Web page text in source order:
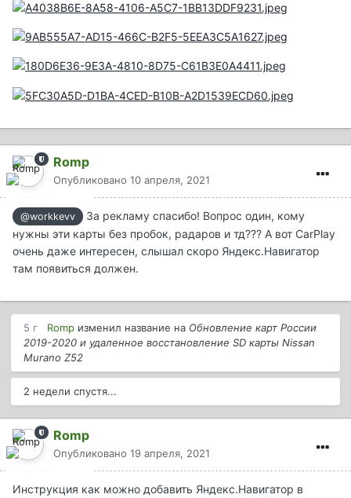
Romp
Опубликовано 10 апреля, 2021
@workkevv
За рекламу спасибо! Вопрос один, кому
нужны эти карты без пробок, радаров и тд??? А вот CarPlay
очень даже интересен, слышал скоро Яндекс.Навигатор
там появиться должен.
5 г Romp изменил название на Обновление карт России
2019-2020 и удаленное восстановление SD карты Nissan
Murano Z52
2 недели спустя...
Romp
Опубликовано 19 апреля, 2021
Инструкция как можно добавить Яндекс.Навигатор в